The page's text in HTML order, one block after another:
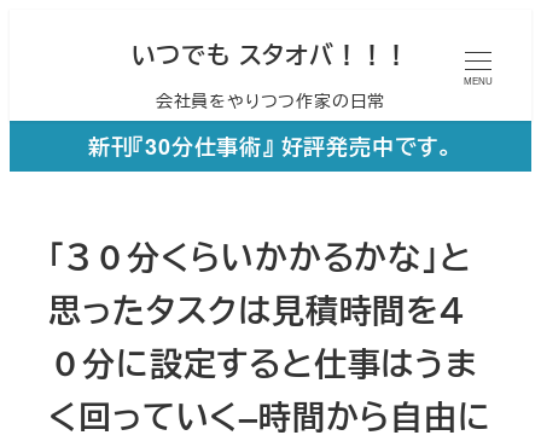
ン
いつでも スタオバ！！！
会社員をやりつつ作家の日常
MENU
新刊『30分仕事術』 好評発売中です。
「３０分くらいかかるかな」と
思ったタスクは見積時間を４
０分に設定すると仕事はうま
く回っていく–時間から自由に